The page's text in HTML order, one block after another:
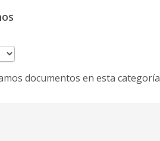
Iconos
documentos en esta categoría